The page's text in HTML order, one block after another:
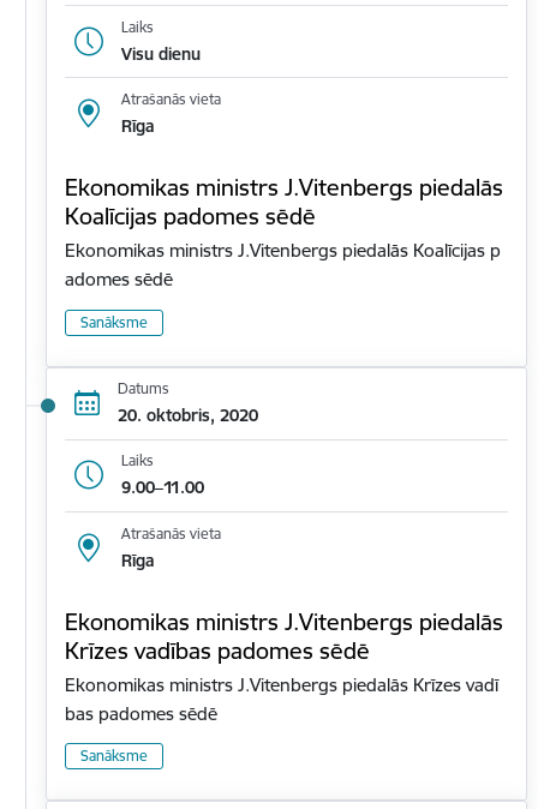
Laiks
Visu dienu
Atrašanās vieta
Rīga
Ekonomikas ministrs J.Vitenbergs piedalās
Koalīcijas padomes sēdē
Ekonomikas ministrs J.Vitenbergs piedalās Koalīcijas p
adomes sēdē
Sanāksme
Datums
20. oktobris, 2020
Laiks
9.00–11.00
Atrašanās vieta
Rīga
Ekonomikas ministrs J.Vitenbergs piedalās
Krīzes vadības padomes sēdē
Ekonomikas ministrs J.Vitenbergs piedalās Krīzes vadī
bas padomes sēdē
Sanāksme